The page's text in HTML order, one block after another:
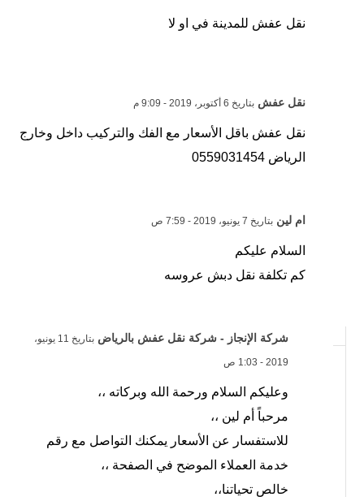
نقل عفش للمدينة في او لا
نقل عفش بتاريخ 6 أكتوبر، 2019 - 9:09 م
نقل عفش باقل الأسعار مع الفك والتركيب داخل وخارج
الرياض 0559031454
ام لين بتاريخ 7 يونيو، 2019 - 7:59 ص
السلام عليكم
كم تكلفة نقل دبش عروسه
شركة الإنجاز - شركة نقل عفش بالرياض بتاريخ 11 يونيو،
2019 - 1:03 ص
وعليكم السلام ورحمة الله وبركاته ،،
مرحباً أم لين ،،
للاستفسار عن الأسعار يمكنك التواصل مع رقم
خدمة العملاء الموضح في الصفحة ،،
خالص تحياتنا،،